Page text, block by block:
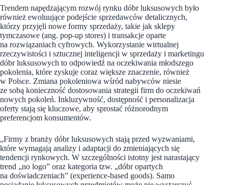
Trendem napędzającym rozwój rynku dóbr luksusowych było
również ewoluujące podejście sprzedawców detalicznych,
którzy przyjęli nowe formy sprzedaży, takie jak sklepy
tymczasowe (ang. pop-up stores) i transakcje oparte
na rozwiązaniach cyfrowych. Wykorzystanie wirtualnej
rzeczywistości i sztucznej inteligencji w sprzedaży i marketingu
dóbr luksusowych to odpowiedź na oczekiwania młodszego
pokolenia, które zyskuje coraz większe znaczenie, również
w Polsce. Zmiana pokoleniowa wśród nabywców niesie
ze sobą konieczność dostosowania strategii firm do oczekiwań
nowych pokoleń. Inkluzywność, dostępność i personalizacja
oferty stają się kluczowe, aby sprostać różnorodnym
preferencjom konsumentów.
„Firmy z branży dóbr luksusowych stają przed wyzwaniami,
które wymagają analizy i adaptacji do zmieniających się
tendencji rynkowych. W szczególności istotny jest narastający
trend „no logo” oraz kategoria tzw. „dóbr opartych
na doświadczeniach” (experience-based goods). Samo